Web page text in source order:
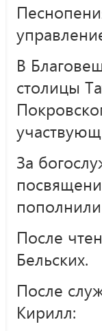
В
столицы
За
После
Бельских.
После
Кирилл: